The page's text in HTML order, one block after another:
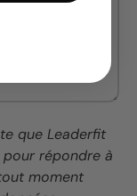
que Leaderfit
répondre à
moment